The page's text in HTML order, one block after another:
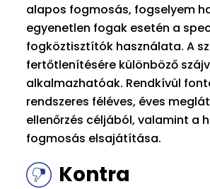
alapos fogmosás, fogselyem
egyenetlen fogak esetén a
fogköztisztítók használata. A
fertőtlenítésére különböző
alkalmazhatóak. Rendkívül
rendszeres féléves, éves
ellenőrzés céljából, valamint a
fogmosás elsajátítása.
Kontra